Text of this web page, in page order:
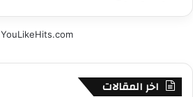
YouLikeHits.com
اخر المقالات